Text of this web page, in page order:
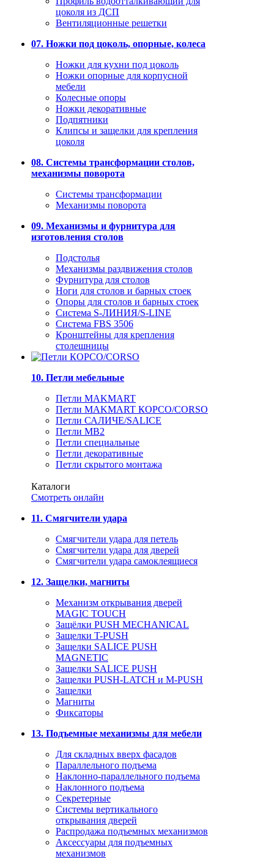
цоколя из ДСП
Вентиляционные решетки
07. Ножки под цоколь, опорные, колеса
Ножки для кухни под цоколь
Ножки опорные для корпусной
мебели
Колесные опоры
Ножки декоративные
Подпятники
Клипсы и защелки для крепления
цоколя
08. Системы трансформации столов,
механизмы поворота
Системы трансформации
Механизмы поворота
09. Механизмы и фурнитура для
изготовления столов
Подстолья
Механизмы раздвижения столов
Фурнитура для столов
Ноги для столов и барных стоек
Опоры для столов и барных стоек
Система S-ЛИНИЯ/S-LINE
Система FBS 3506
Кронштейны для крепления
столешницы
10. Петли мебельные
Петли MAKMART
Петли MAKMART КОРСО/CORSO
Петли САЛИЧЕ/SALICE
Петли MB2
Петли специальные
Петли декоративные
Петли скрытого монтажа
Каталоги
Смотреть онлайн
11. Смягчители удара
Смягчители удара для петель
Смягчители удара для дверей
Cмягчители удара самоклеящиеся
12. Защелки, магниты
Механизм открывания дверей
MAGIC TOUCH
Защёлки PUSH MECHANICAL
Защелки T-PUSH
Защелки SALICE PUSH
MAGNETIC
Защелки SALICE PUSH
Защелки PUSH-LATCH и M-PUSH
Защелки
Магниты
Фиксаторы
13. Подъемные механизмы для мебели
Для складных вверх фасадов
Параллельного подъема
Наклонно-параллельного подъема
Наклонного подъема
Секретерные
Системы вертикального
открывания дверей
Распродажа подъемных механизмов
Аксессуары для подъемных
механизмов